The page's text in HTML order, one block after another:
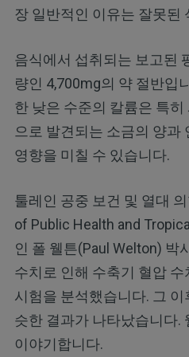
장 일반적인 이유는 잘못된
음식에서 섭취되는 보고된
량인 4,700mg의 약 절반입
한 낮은 수준의 칼륨은 특
으로 발견되는 소금의 양과
영향을 미칠 수 있습니다.
툴레인 공중 보건 및 열대
of Public Health and
인 폴 웰튼(Paul Welton) 박
수치로 인해 수축기 혈압
시험을 분석했습니다. 그
슷한 결과가 나타났습니다.
이야기합니다.